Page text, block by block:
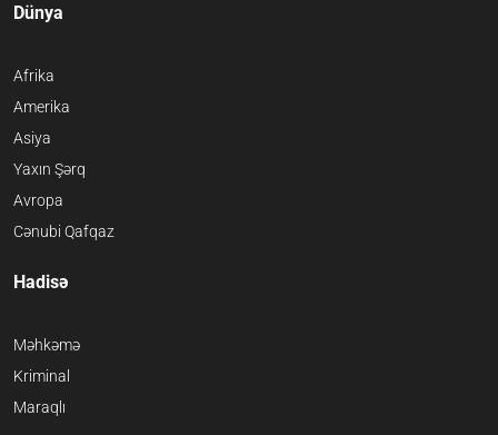
Dünya
Afrika
Amerika
Asiya
Yaxın Şərq
Avropa
Cənubi Qafqaz
Hadisə
Məhkəmə
Kriminal
Maraqlı